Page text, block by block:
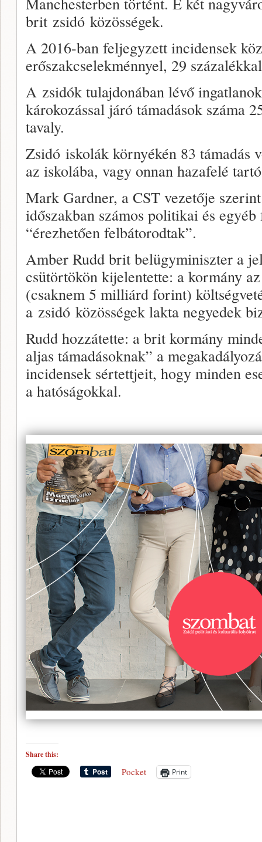
brit zsidó közösségek.
A 2016-ban feljegyzett incidensek
erőszakcselekménnyel, 29
A zsidók tulajdonában lévő
károkozással járó támadások száma
tavaly.
Zsidó iskolák környékén 83 támadás
az iskolába, vagy onnan hazafelé
Mark Gardner, a CST vezetője
időszakban számos politikai és
“érezhetően felbátorodtak”.
Amber Rudd brit belügyminiszter a
csütörtökön kijelentette: a kormány
(csaknem 5 milliárd forint)
a zsidó közösségek lakta negyedek
Rudd hozzátette: a brit kormány
aljas támadásoknak” a
incidensek sértettjeit, hogy minden
a hatóságokkal.
Share this:
Pocket Print